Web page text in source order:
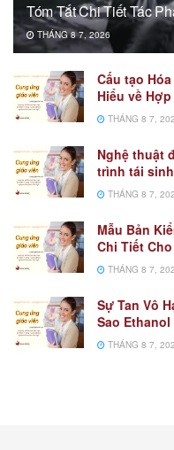
Tóm Tắt Chi Tiết Tác
THÁNG 8 7, 2026
Cấu tạo
Hiểu về
THÁNG 8 7,
Nghệ thuật
trình tái
THÁNG 8 7,
Mẫu Bản
Chi Tiết
THÁNG 8 7,
Sự Tan Vô
Sao Ethanol
THÁNG 8 7,